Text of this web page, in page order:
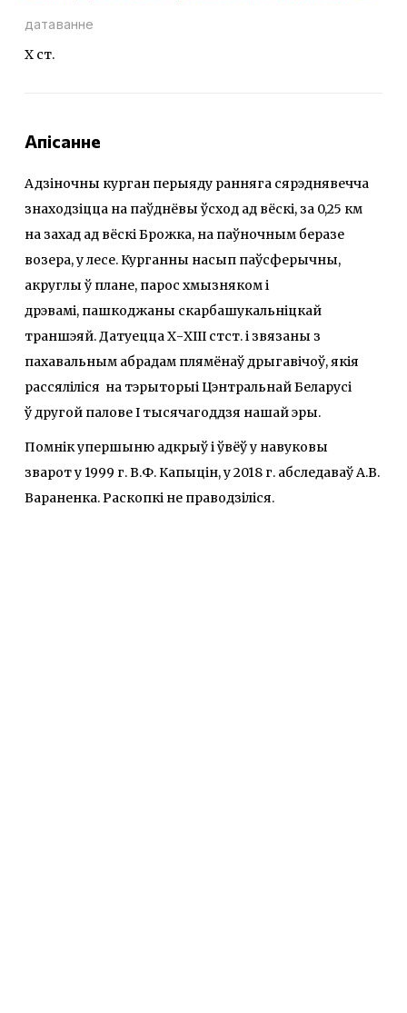
датаванне
Х ст.
Апісанне
Адзіночны курган перыяду ранняга сярэднявечча
знаходзіцца на паўднёвы ўсход ад вёскі, за 0,25 км
на захад ад вёскі Брожка, на паўночным беразе
возера, у лесе. Курганны насып паўсферычны,
акруглы ў плане, парос хмызняком і
дрэвамі, пашкоджаны скарбашукальніцкай
траншэяй. Датуецца Х-ХІІІ стст. і звязаны з
пахавальным абрадам плямёнаў дрыгавічоў, якія
рассяліліся на тэрыторыі Цэнтральнай Беларусі
ў другой палове I тысячагоддзя нашай эры.
Помнік упершыню адкрыў і ўвёў у навуковы
зварот у 1999 г. В.Ф. Капыцін, у 2018 г. абследаваў А.В.
Вараненка. Раскопкі не праводзіліся.